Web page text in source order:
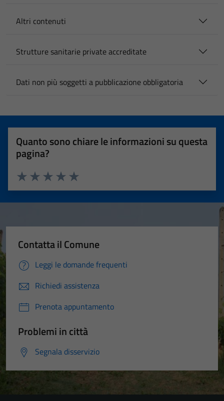
Altri contenuti
Strutture sanitarie private accreditate
Dati non più soggetti a pubblicazione obbligatoria
Quanto sono chiare le informazioni su questa
pagina?
Valuta 5 stelle su 5
Valuta 4 stelle su 5
Valuta 3 stelle su 5
Valuta 2 stelle su 5
Valuta 1 stelle su 5
Contatta il Comune
Leggi le domande frequenti
Richiedi assistenza
Prenota appuntamento
Problemi in città
Segnala disservizio